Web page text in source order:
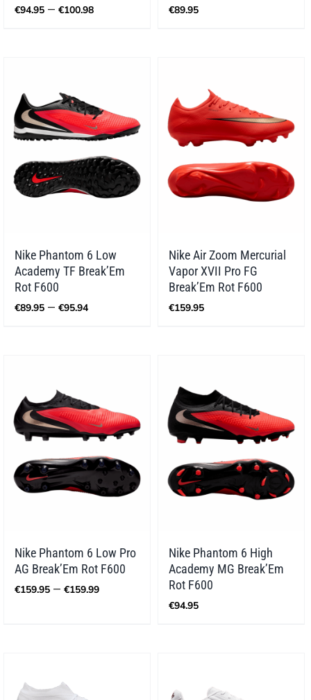
€94.95 – €100.98Preisspanne:
€89.95
Nike Phantom 6 Low
Academy TF Break’Em
Rot F600
€89.95 – €95.94Preisspanne:
Nike Air Zoom Mercurial
Vapor XVII Pro FG
Break’Em Rot F600
€159.95
Nike Phantom 6 Low Pro
AG Break’Em Rot F600
€159.95 – €159.99Preisspanne:
Nike Phantom 6 High
Academy MG Break’Em
Rot F600
€94.95